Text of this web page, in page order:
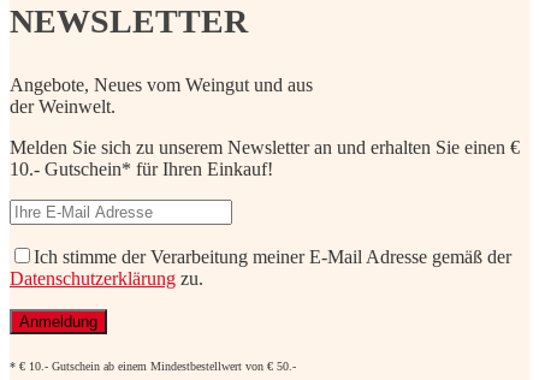
NEWSLETTER
Angebote, Neues vom Weingut und aus
der Weinwelt.
Melden Sie sich zu unserem Newsletter an und erhalten Sie einen €
10.- Gutschein* für Ihren Einkauf!
Ich stimme der Verarbeitung meiner E-Mail Adresse gemäß der
Datenschutzerklärung zu.
* € 10.- Gutschein ab einem Mindestbestellwert von € 50.-